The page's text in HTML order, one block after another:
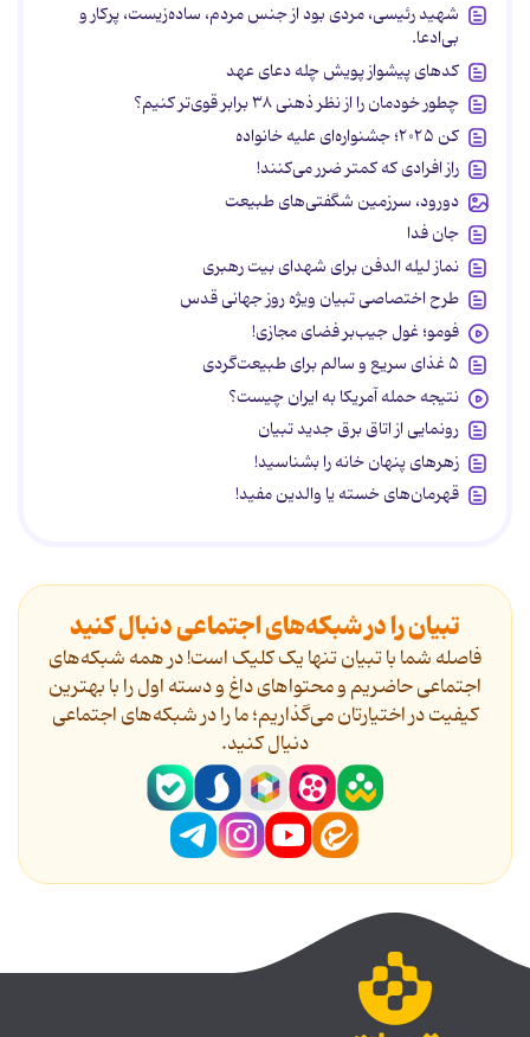
شهید رئیسی، مردی بود از جنس مردم، ساده‌زیست، پرکار و
بی‌ادعا.
کدهای پیشواز پویش چله دعای عهد
چطور خودمان را از نظر ذهنی ۳۸ برابر قوی‌تر کنیم؟
کن ۲۰۲۵؛ جشنواره‌ای علیه خانواده
راز افرادی که کمتر ضرر می‌کنند!
دورود، سرزمین شگفتی‌های طبیعت
جان فدا
نماز لیله الدفن برای شهدای بیت رهبری
طرح اختصاصی تبیان ویژه روز جهانی قدس
فومو؛ غول جیب‌بر فضای مجازی!
۵ غذای سریع و سالم برای طبیعت‌گردی
نتیجه حمله آمریکا به ایران چیست؟
رونمایی از اتاق برق جدید تبیان
زهرهای پنهان خانه را بشناسید!
قهرمان‌های خسته یا والدین مفید!
تبیان را در شبکه‌های اجتماعی دنبال کنید
فاصله شما با تبیان تنها یک کلیک است! در همه شبکه‌های
اجتماعی حاضریم و محتواهای داغ و دسته اول را با بهترین
کیفیت در اختیارتان می‌گذاریم؛ ما را در شبکه‌های اجتماعی
دنیال کنید.